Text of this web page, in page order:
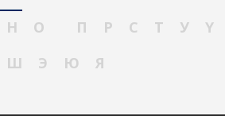
Н
О П Р С Т У Ү
Ш
Э Ю Я